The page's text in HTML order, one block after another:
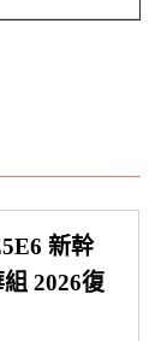
新幹
2026復